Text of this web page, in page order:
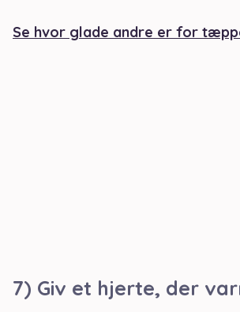
Se hvor glade andre er for
7) Giv et hjerte, der